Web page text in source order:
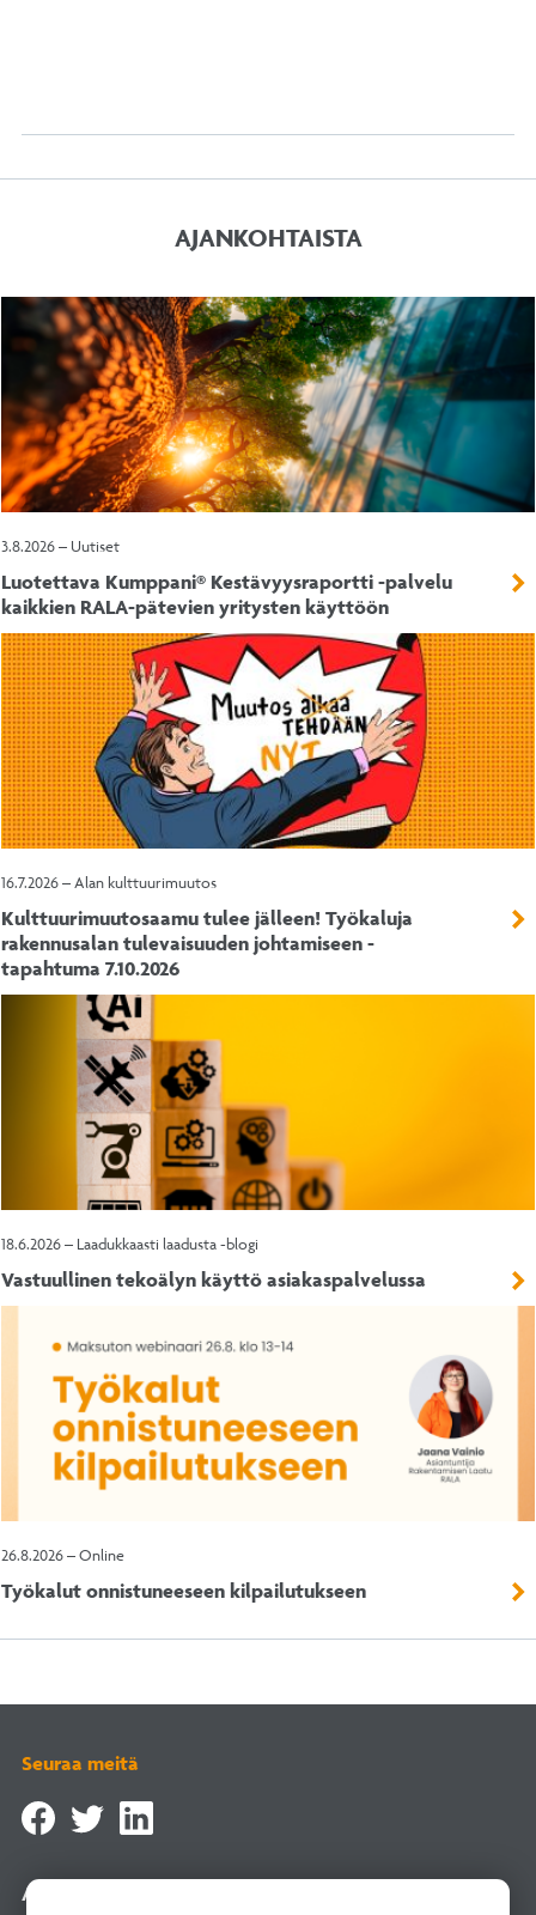
AJANKOHTAISTA
3.8.2026 – Uutiset
Luotettava Kumppani® Kestävyysraportti -palvelu
kaikkien RALA-pätevien yritysten käyttöön
16.7.2026 – Alan kulttuurimuutos
Kulttuurimuutosaamu tulee jälleen! Työkaluja
rakennusalan tulevaisuuden johtamiseen -
tapahtuma 7.10.2026
18.6.2026 – Laadukkaasti laadusta -blogi
Vastuullinen tekoälyn käyttö asiakaspalvelussa
26.8.2026 – Online
Työkalut onnistuneeseen kilpailutukseen
Seuraa meitä
Asiointipalvelu